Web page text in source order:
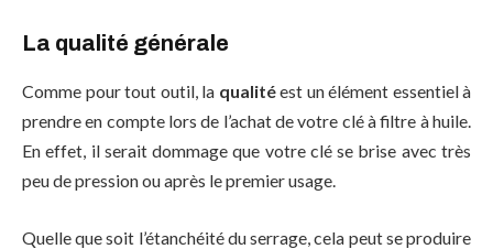
La qualité générale
Comme pour tout outil, la qualitéest un élément essentiel à
prendre en compte lors de l’achat de votre clé à filtre à huile.
En effet, il serait dommage que votre clé se brise avec très
peu de pression ou après le premier usage.
Quelle que soit l’étanchéité du serrage, cela peut se produire